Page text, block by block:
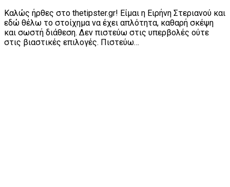
Καλώς ήρθες στο thetipster.gr! Είμαι η Ειρήνη Στεριανού και
εδώ θέλω το στοίχημα να έχει απλότητα, καθαρή σκέψη
και σωστή διάθεση. Δεν πιστεύω στις υπερβολές ούτε
στις βιαστικές επιλογές. Πιστεύω…